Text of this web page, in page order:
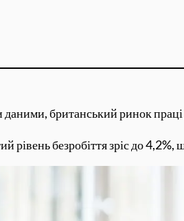
даними, британський ринок
рівень безробіття зріс до